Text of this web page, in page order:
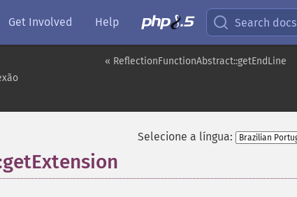
Get Involved Help Search docs
« ReflectionFunctionAbstract::getEndLine
Selecione a língua: